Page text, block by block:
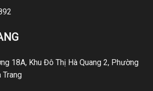
18A, Khu Đô Thị Hà Quang 2, Phường
Trang